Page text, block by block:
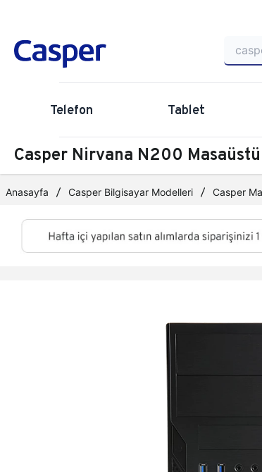
Telefon Tablet
Casper Nirvana N200
Anasayfa Casper Bilgisayar Modelleri Casper